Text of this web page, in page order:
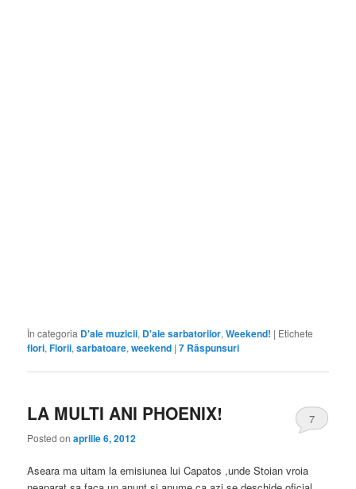
În categoria D'ale muzicii, D'ale sarbatorilor,Weekend! | Etichete
flori,Florii,sarbatoare,weekend |7 Răspunsuri
LA MULTI ANI PHOENIX!
Posted onaprilie 6, 2012
7
Aseara ma uitam la emisiunea lui Capatos ,unde Stoian vroia